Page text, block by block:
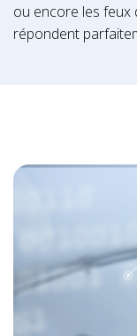
ou encore les feux
répondent